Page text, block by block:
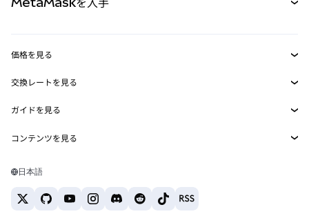
RWA
MetaMask Connect
Snaps
Web3サービス
セキュリティ
サポート
キャリア
お問い合わせ
価格を見る
イーサリアムの価格
Solanaの価格
Tetherの価格
交換レートを見る
ETH→USD
USDT→INR
BTC→INR
ETH→USDT
ガイドを見る
ETHの購入
USDTの購入
コンテンツを見る
Solanaウォレット
日本語